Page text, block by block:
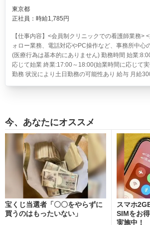
東京都
正社員：時給1,785円
【仕事内容】<会員制クリニックでの看護師業務>
ォロー業務、電話対応やPC操作など、事務所中心
(医療行為は基本的にありません) 勤務時間 始業
応じて始業 終業:17:00～18:00(始業時間に応じて
勤務 状況により土日勤務の可能性あり 給与 月給
今、あなたにオススメ
宝くじ当選者「〇〇をやらずに
買うのはもったいない」
スマホ
SIMをお
実施中！